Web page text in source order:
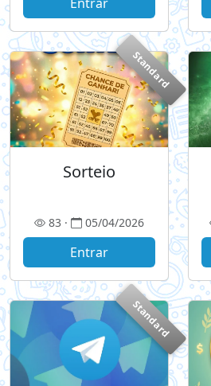
Standard
Sorteio
83 · 05/04/2026
Entrar
Standard